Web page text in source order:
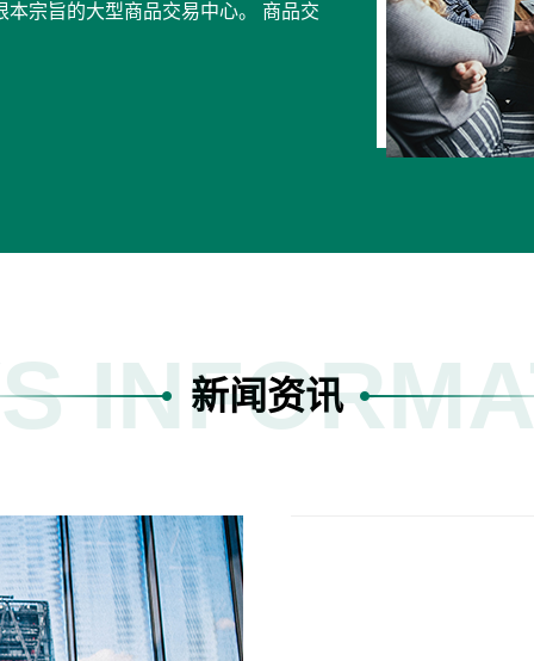
宗旨的大型商品交易中心。 商品交
新闻资讯